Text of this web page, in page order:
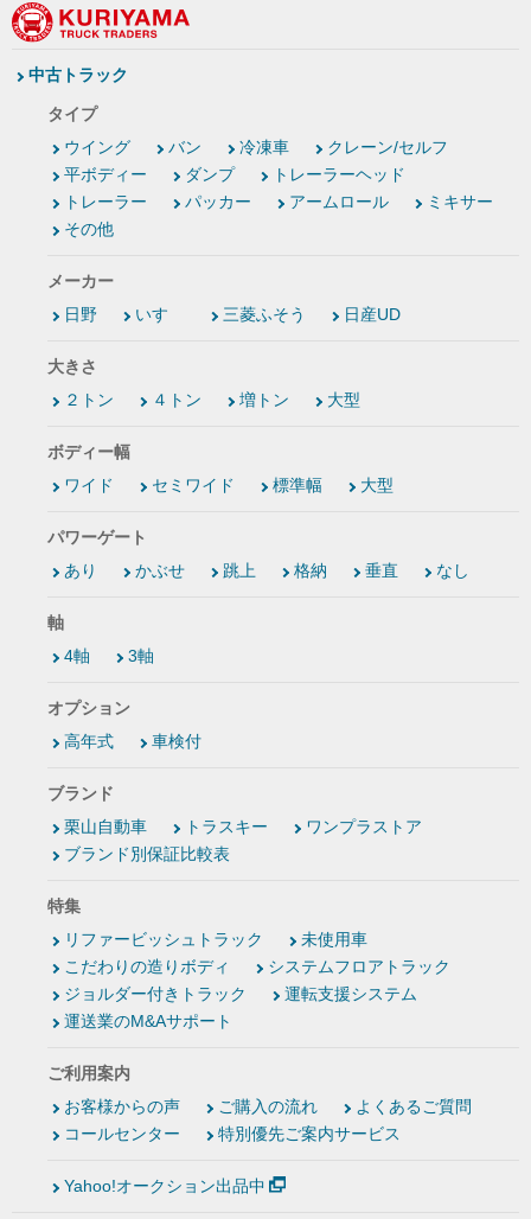
中古トラック
タイプ
ウイング
バン 冷凍車
クレーン/セルフ
平ボディー
ダンプ
トレーラーヘッド
トレーラー
パッカー アームロール
ミキサー
その他
メーカー
日野
いすゞ 三菱ふそう 日産UD
大きさ
２トン
４トン 増トン 大型
ボディー幅
ワイド
セミワイド 標準幅 大型
パワーゲート
あり
かぶせ 跳上 格納 垂直 なし
軸
4軸
3軸
オプション
高年式
車検付
ブランド
栗山自動車
トラスキー
ワンプラストア
ブランド別保証比較表
特集
リファービッシュトラック
未使用車
こだわりの造りボディ
システムフロアトラック
ジョルダー付きトラック
運転支援システム
運送業のM&Aサポート
ご利用案内
お客様からの声
ご購入の流れ
よくあるご質問
コールセンター
特別優先ご案内サービス
Yahoo!オークション出品中